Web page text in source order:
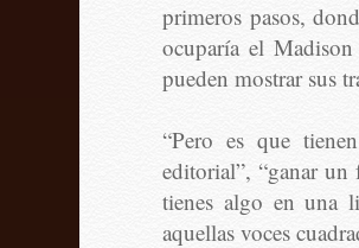
primeros pasos,
ocuparía el
pueden mostrar sus
“Pero es que
editorial”, “ganar
tienes algo en una
aquellas voces